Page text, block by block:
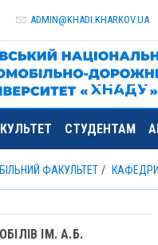
ADMIN@KHADI.KHARKOV.UA
СТУДЕНТАМ
ФАКУЛЬТЕТ КАФЕДРИ
ІМ. А.Б.